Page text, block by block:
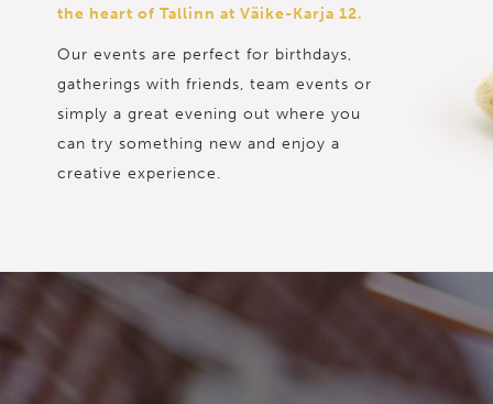
the heart of Tallinn at Väike-Karja 12.
Our events are perfect for birthdays,
gatherings with friends, team events or
simply a great evening out where you
can try something new and enjoy a
creative experience.